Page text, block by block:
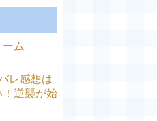
ム
レ感想は
逆襲が始